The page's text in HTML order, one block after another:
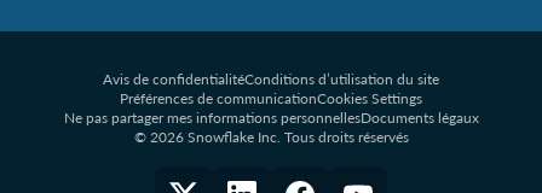
Avis de confidentialitéConditions d’utilisation du site
Préférences de communicationCookies Settings
Ne pas partager mes informations personnellesDocuments légaux
© 2026 Snowflake Inc. Tous droits réservés